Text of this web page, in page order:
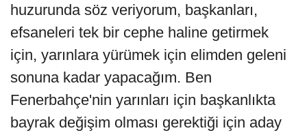
huzurunda söz veriyorum, başkanları,
efsaneleri tek bir cephe haline getirmek
için, yarınlara yürümek için elimden geleni
sonuna kadar yapacağım. Ben
Fenerbahçe'nin yarınları için başkanlıkta
bayrak değişim olması gerektiği için aday